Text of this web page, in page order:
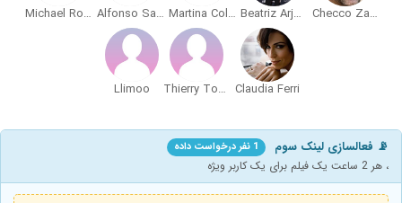
Checco Zalone
Beatriz Arjona
Martina Colombari
Alfonso Santagata
Michael Rose
Claudia Ferri
Thierry Toscan
Llimoo
📡 فعالسازی لینک سوم 1 نفر درخواست داده
، هر 2 ساعت یک فیلم برای یک کاربر ویژه